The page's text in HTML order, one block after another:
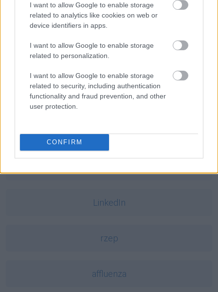
I want to allow Google to enable storage
related to analytics like cookies on web or
device identifiers in apps.
I want to allow Google to enable storage
related to personalization.
I want to allow Google to enable storage
related to security, including authentication
functionality and fraud prevention, and other
user protection.
CONFIRM
kwarantanna
przyżec
środkowojęzykowy
hrabia
LinkedIn
rzep
affluenza